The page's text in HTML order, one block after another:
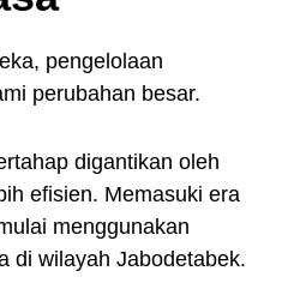
pengelolaan
perubahan besar.
digantikan oleh
efisien. Memasuki era
menggunakan
di wilayah Jabodetabek.